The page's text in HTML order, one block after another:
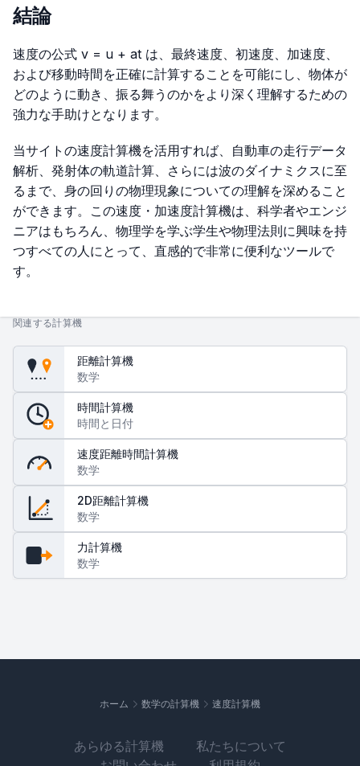
結論
速度の公式 v = u + at は、最終速度、初速度、加速度、
および移動時間を正確に計算することを可能にし、物体が
どのように動き、振る舞うのかをより深く理解するための
強力な手助けとなります。
当サイトの速度計算機を活用すれば、自動車の走行データ
解析、発射体の軌道計算、さらには波のダイナミクスに至
るまで、身の回りの物理現象についての理解を深めること
ができます。この速度・加速度計算機は、科学者やエンジ
ニアはもちろん、物理学を学ぶ学生や物理法則に興味を持
つすべての人にとって、直感的で非常に便利なツールで
す。
関連する計算機
距離計算機
数学
時間計算機
時間と日付
速度距離時間計算機
数学
2D距離計算機
数学
力計算機
数学
ホーム 数学の計算機 速度計算機
あらゆる計算機
私たちについて